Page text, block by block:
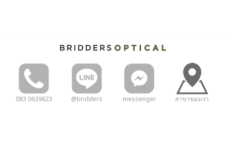
083 0639623 @bridders messenger สาขาของเรา